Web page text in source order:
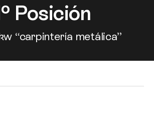
“carpintería metálica”
º Posición